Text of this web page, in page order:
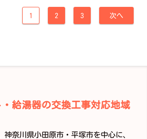
1 2 3 次へ
給湯器の交換工事対応地域
神奈川県小田原市・平塚市を中心に、